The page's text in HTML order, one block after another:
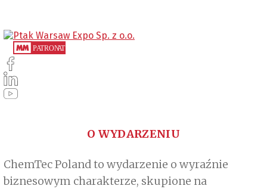
O WYDARZENIU
ChemTec Poland to wydarzenie o wyraźnie
biznesowym charakterze, skupione na